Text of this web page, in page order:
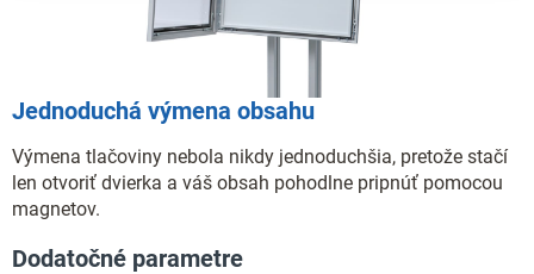
Jednoduchá výmena obsahu
Výmena tlačoviny nebola nikdy jednoduchšia, pretože stačí
len otvoriť dvierka a váš obsah pohodlne pripnúť pomocou
magnetov.
Dodatočné parametre